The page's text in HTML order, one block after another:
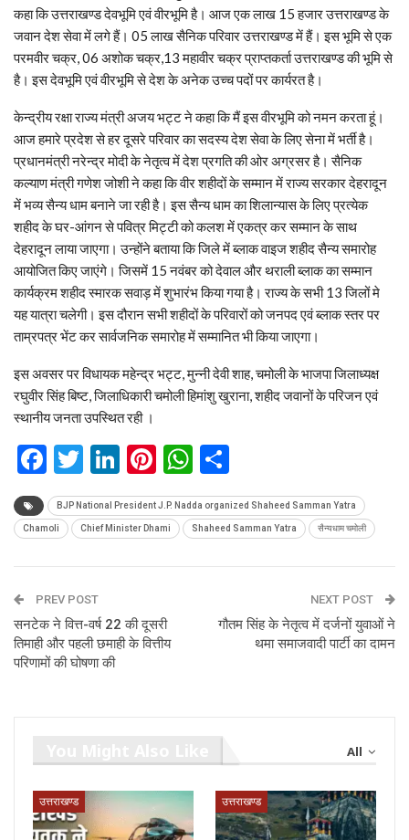
कहा कि उत्तराखण्ड देवभूमि एवं वीरभूमि है। आज एक लाख 15 हजार उत्तराखण्ड के
जवान देश सेवा में लगे हैं। 05 लाख सैनिक परिवार उत्तराखण्ड में हैं। इस भूमि से एक
परमवीर चक्र, 06 अशोक चक्र,13 महावीर चक्र प्राप्तकर्ता उत्तराखण्ड की भूमि से
है। इस देवभूमि एवं वीरभूमि से देश के अनेक उच्च पदों पर कार्यरत है।
केन्द्रीय रक्षा राज्य मंत्री अजय भट्ट ने कहा कि मैं इस वीरभूमि को नमन करता हूं।
आज हमारे प्रदेश से हर दूसरे परिवार का सदस्य देश सेवा के लिए सेना में भर्ती है।
प्रधानमंत्री नरेन्द्र मोदी के नेतृत्व में देश प्रगति की ओर अग्रसर है। सैनिक
कल्याण मंत्री गणेश जोशी ने कहा कि वीर शहीदों के सम्मान में राज्य सरकार देहरादून
में भव्य सैन्य धाम बनाने जा रही है। इस सैन्य धाम का शिलान्यास के लिए प्रत्येक
शहीद के घर-आंगन से पवित्र मिट्टी को कलश में एकत्र कर सम्मान के साथ
देहरादून लाया जाएगा। उन्होंने बताया कि जिले में ब्लाक वाइज शहीद सैन्य समारोह
आयोजित किए जाएंगे। जिसमें 15 नवंबर को देवाल और थराली ब्लाक का सम्मान
कार्यक्रम शहीद स्मारक सवाड़ में शुभारंभ किया गया है। राज्य के सभी 13 जिलों मे
यह यात्रा चलेगी। इस दौरान सभी शहीदों के परिवारों को जनपद एवं ब्लाक स्तर पर
ताम्रपत्र भेंट कर सार्वजनिक समारोह में सम्मानित भी किया जाएगा।
इस अवसर पर विधायक महेन्द्र भट्ट, मुन्नी देवी शाह, चमोली के भाजपा जिलाध्यक्ष
रघुवीर सिंह बिष्ट, जिलाधिकारी चमोली हिमांशु खुराना, शहीद जवानों के परिजन एवं
स्थानीय जनता उपस्थित रही ।
Facebook
Twitter
LinkedIn
Pinterest
WhatsApp
BJP National President J.P. Nadda organized Shaheed Samman Yatra
Chamoli Chief Minister Dhami Shaheed Samman Yatra सैन्यधाम चमोली
PREV POST
सनटेक ने वित्त-वर्ष 22 की दूसरी
तिमाही और पहली छमाही के वित्तीय
परिणामों की घोषणा की
NEXT POST
गौतम सिंह के नेतृत्व में दर्जनों युवाओं ने
थमा समाजवादी पार्टी का दामन
All
उत्तराखण्ड उत्तराखण्ड